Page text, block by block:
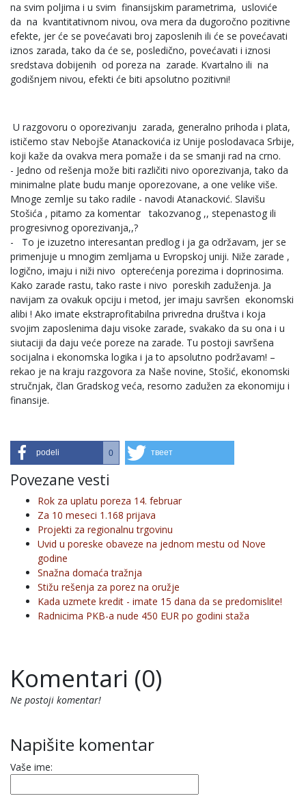
na svim poljima i u svim finansijskim parametrima, usloviće
da na kvantitativnom nivou, ova mera da dugoročno pozitivne
efekte, jer će se povećavati broj zaposlenih ili će se povećavati
iznos zarada, tako da će se, posledično, povećavati i iznosi
sredstava dobijenih od poreza na zarade. Kvartalno ili na
godišnjem nivou, efekti će biti apsolutno pozitivni!
U razgovoru o oporezivanju zarada, generalno prihoda i plata,
ističemo stav Nebojše Atanackovića iz Unije poslodavaca Srbije,
koji kaže da ovakva mera pomaže i da se smanji rad na crno.
- Jedno od rešenja može biti različiti nivo oporezivanja, tako da
minimalne plate budu manje oporezovane, a one velike više.
Mnoge zemlje su tako radile - navodi Atanacković. Slavišu
Stošića , pitamo za komentar takozvanog ,, stepenastog ili
progresivnog oporezivanja,,?
- To je izuzetno interesantan predlog i ja ga održavam, jer se
primenjuje u mnogim zemljama u Evropskoj uniji. Niže zarade ,
logično, imaju i niži nivo opterećenja porezima i doprinosima.
Kako zarade rastu, tako raste i nivo poreskih zaduženja. Ja
navijam za ovakuk opciju i metod, jer imaju savršen ekonomski
alibi ! Ako imate ekstraprofitabilna privredna društva i koja
svojim zaposlenima daju visoke zarade, svakako da su ona i u
siutaciji da daju veće poreze na zarade. Tu postoji savršena
socijalna i ekonomska logika i ja to apsolutno podržavam! –
rekao je na kraju razgovora za Naše novine, Stošić, ekonomski
stručnjak, član Gradskog veća, resorno zadužen za ekonomiju i
finansije.
podeli 0 твеет
Povezane vesti
Rok za uplatu poreza 14. februar
Za 10 meseci 1.168 prijava
Projekti za regionalnu trgovinu
Uvid u poreske obaveze na jednom mestu od Nove
godine
Snažna domaća tražnja
Stižu rešenja za porez na oružje
Kada uzmete kredit - imate 15 dana da se predomislite!
Radnicima PKB-a nude 450 EUR po godini staža
Komentari (0)
Ne postoji komentar!
Napišite komentar
Vaše ime: